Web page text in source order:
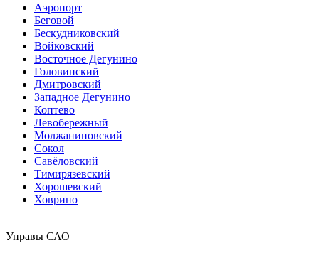
Аэропорт
Беговой
Бескудниковский
Войковский
Восточное Дегунино
Головинский
Дмитровский
Западное Дегунино
Коптево
Левобережный
Молжаниновский
Сокол
Савёловский
Тимирязевский
Хорошевский
Ховрино
Управы САО